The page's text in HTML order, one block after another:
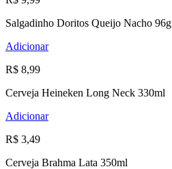
Salgadinho Doritos Queijo Nacho 96g
Adicionar
R$ 8,99
Cerveja Heineken Long Neck 330ml
Adicionar
R$ 3,49
Cerveja Brahma Lata 350ml